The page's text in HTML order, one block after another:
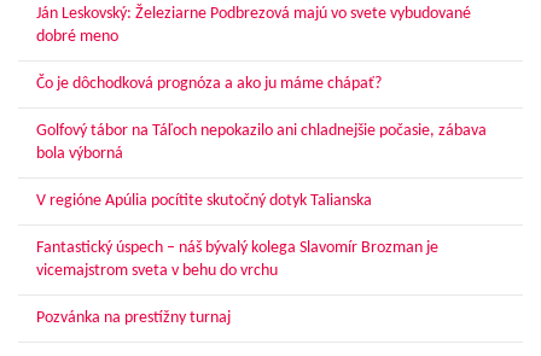
Ján Leskovský: Železiarne Podbrezová majú vo svete vybudované
dobré meno
Čo je dôchodková prognóza a ako ju máme chápať?
Golfový tábor na Táľoch nepokazilo ani chladnejšie počasie, zábava
bola výborná
V regióne Apúlia pocítite skutočný dotyk Talianska
Fantastický úspech – náš bývalý kolega Slavomír Brozman je
vicemajstrom sveta v behu do vrchu
Pozvánka na prestížny turnaj